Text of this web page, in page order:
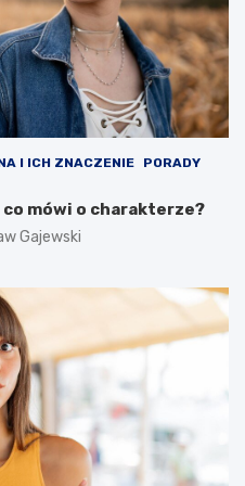
I ICH ZNACZENIE
PORADY
mówi o charakterze?
Gajewski